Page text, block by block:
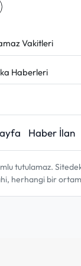
Vakitleri
Haberleri
Haber İlan
tutulamaz.
herhangi bir